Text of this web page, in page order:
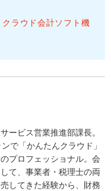
ラウド会計ソフト機
ービス営業推進部課長。
で「かんたんクラウド」
プロフェッショナル。会
て、事業者・税理士の両
してきた経験から、財務